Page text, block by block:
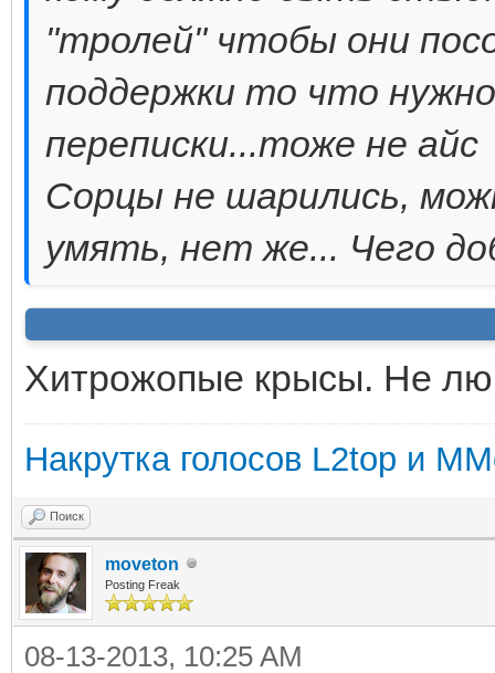
"тролей" чтобы они
поддержки то что
переписки...тоже не айс
Сорцы не шарились,
умять, нет же... Чего
Хитрожопые крысы. Не
Накрутка голосов L2top и
Поиск
moveton
Posting Freak
08-13-2013, 10:25 AM